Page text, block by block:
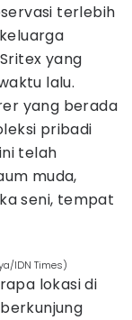
terlebih
yang
lalu.
yang berada
pribadi
telah
muda,
seni, tempat
IDN Times)
lokasi di